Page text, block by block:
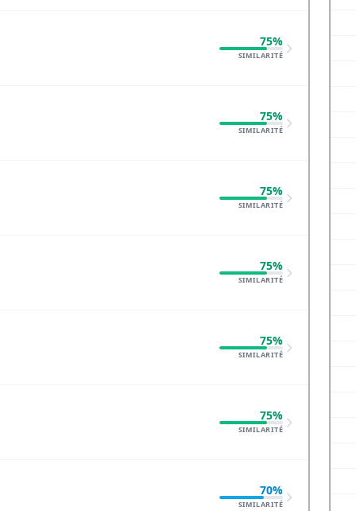
75%
SIMILARITÉ
75%
SIMILARITÉ
75%
SIMILARITÉ
75%
SIMILARITÉ
75%
SIMILARITÉ
75%
SIMILARITÉ
70%
SIMILARITÉ